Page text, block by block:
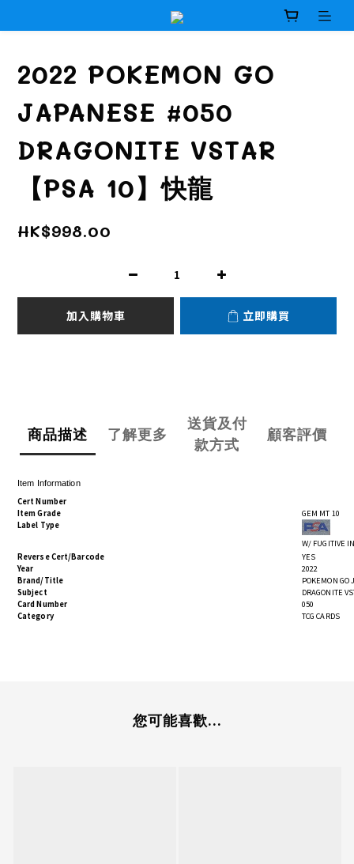
2022 POKEMON GO
JAPANESE #050
DRAGONITE VSTAR
【PSA 10】快龍
HK$998.00
加入購物車 立即購買
商品描述 了解更多
送貨及付
款方式
顧客評價
Item Information
Cert Number
Item Grade
GEM MT 10
Label Type
W/ FUGITIVE
Reverse Cert/Barcode
YES
Year
2022
Brand/Title
POKEMON GO
Subject
DRAGONITE
Card Number
050
Category
TCG CARDS
您可能喜歡...